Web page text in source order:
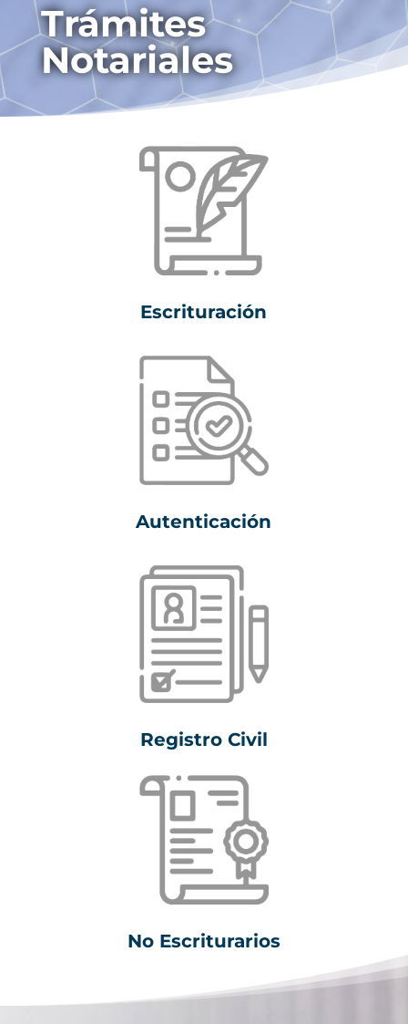
Trámites
Notariales
Escrituración
Autenticación
Registro Civil
No Escriturarios